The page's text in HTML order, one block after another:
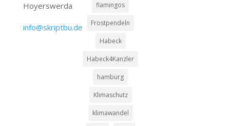
Hoyerswerda
info@skriptbu.de
flamingos
Frostpendeln
Habeck
Habeck4Kanzler
hamburg
Klimaschutz
klimawandel